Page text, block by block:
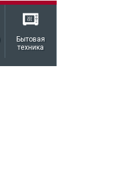
Бытовая
техника